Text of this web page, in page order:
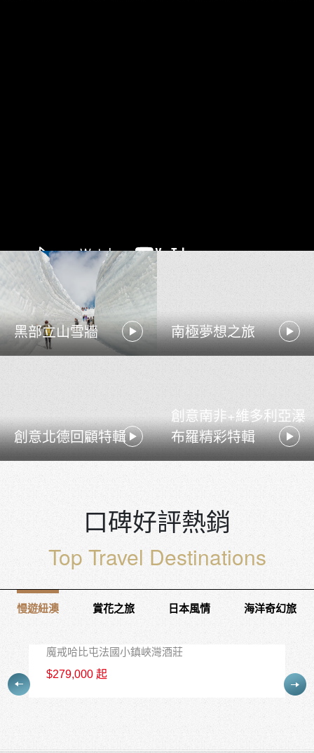
黑部立山雪牆 南極夢想之旅
創意北德回顧特輯
創意南非+維多利亞瀑
布羅精彩特輯
口碑好評熱銷
Top Travel Destinations
慢遊紐澳 賞花之旅 日本風情 海洋奇幻旅
No.4
出團日 12/17
紐西蘭南島精華10天
皇后鎮中心連泊3晚+庫克山1晚+瓦納卡1晚
$226,800 起